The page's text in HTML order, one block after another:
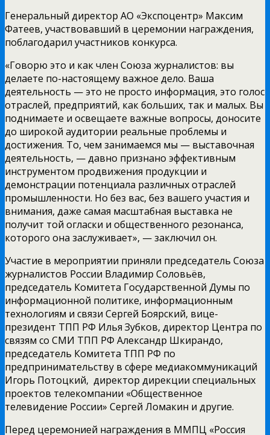
Генеральный директор АО «Экспоцентр» Максим
Фатеев, участвовавший в церемонии награждения,
поблагодарил участников конкурса.
«Говорю это и как член Союза журналистов: вы
делаете по-настоящему важное дело. Ваша
деятельность — это не просто информация, это голос
отраслей, предприятий, как больших, так и малых. Вы
поднимаете и освещаете важные вопросы, доносите
до широкой аудитории реальные проблемы и
достижения. То, чем занимаемся мы — выставочная
деятельность, — давно признано эффективным
инструментом продвижения продукции и
демонстрации потенциала различных отраслей
промышленности. Но без вас, без вашего участия и
внимания, даже самая масштабная выставка не
получит той огласки и общественного резонанса,
которого она заслуживает», — заключил он.
Участие в мероприятии приняли председатель Союза
журналистов России Владимир Соловьёв,
председатель Комитета Государственной Думы по
информационной политике, информационным
технологиям и связи Сергей Боярский, вице-
президент ТПП РФ Илья Зубков, директор Центра по
связям со СМИ ТПП РФ Александр Шкирандо,
председатель Комитета ТПП РФ по
предпринимательству в сфере медиакоммуникаций
Игорь Потоцкий, директор дирекции специальных
проектов телекомпании «Общественное
телевидение России» Сергей Ломакин и другие.
Перед церемонией награждения в ММПЦ «Россия